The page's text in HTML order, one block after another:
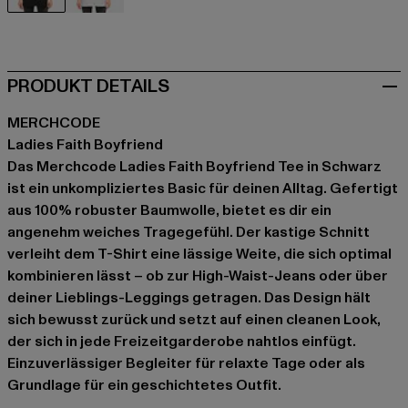
PRODUKT DETAILS
MERCHCODE
Ladies Faith Boyfriend
Das Merchcode Ladies Faith Boyfriend Tee in Schwarz
ist ein unkompliziertes Basic für deinen Alltag. Gefertigt
aus 100% robuster Baumwolle, bietet es dir ein
angenehm weiches Tragegefühl. Der kastige Schnitt
verleiht dem T-Shirt eine lässige Weite, die sich optimal
kombinieren lässt – ob zur High-Waist-Jeans oder über
deiner Lieblings-Leggings getragen. Das Design hält
sich bewusst zurück und setzt auf einen cleanen Look,
der sich in jede Freizeitgarderobe nahtlos einfügt.
Einzuverlässiger Begleiter für relaxte Tage oder als
Grundlage für ein geschichtetes Outfit.